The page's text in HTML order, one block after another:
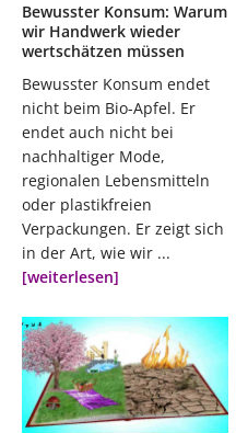
Bewusster Konsum: Warum
wir Handwerk wieder
wertschätzen müssen
Bewusster Konsum endet
nicht beim Bio-Apfel. Er
endet auch nicht bei
nachhaltiger Mode,
regionalen Lebensmitteln
oder plastikfreien
Verpackungen. Er zeigt sich
in der Art, wie wir ...
[weiterlesen]